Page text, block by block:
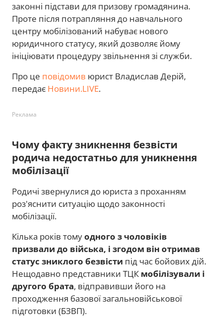
законні підстави для призову громадянина.
Проте після потрапляння до навчального
центру мобілізований набуває нового
юридичного статусу, який дозволяє йому
ініціювати процедуру звільнення зі служби.
Про це повідомив юрист Владислав Дерій,
передає Новини.LIVE.
Реклама
Чому факту зникнення безвісти
родича недостатньо для уникнення
мобілізації
Родичі звернулися до юриста з проханням
роз'яснити ситуацію щодо законності
мобілізації.
Кілька років томуодного з чоловіків
призвали до війська, і згодом він отримав
статус зниклого безвісти під час бойових дій.
Нещодавно представники ТЦК мобілізували і
другого брата, відправивши його на
проходження базової загальновійськової
підготовки (БЗВП).